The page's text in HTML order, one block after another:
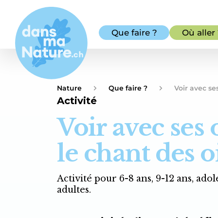
Que faire ? Où aller
Nature Que faire ? Voir avec
Activité
Voir avec ses
le chant des
Activité pour 6-8 ans, 9-12 ans,
adultes.